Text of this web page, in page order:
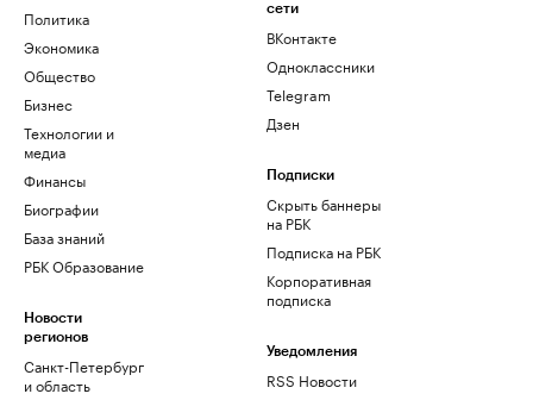
Политика
Экономика
Общество
Бизнес
Технологии и
медиа
Финансы
Биографии
База знаний
РБК Образование
Новости
регионов
Санкт-Петербург
и область
сети
ВКонтакте
Одноклассники
Telegram
Дзен
Подписки
Скрыть баннеры
на РБК
Подписка на РБК
Корпоративная
подписка
Уведомления
RSS Новости